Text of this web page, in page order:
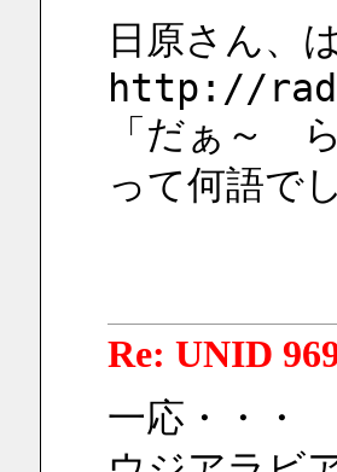
日原さん、
http://
「だぁ～　
って何語
Re: UNID
一応・・・